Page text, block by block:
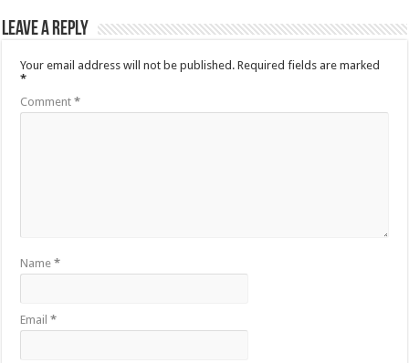
Leave a Reply
Your email address will not be published. Required fields are marked
*
Comment*
Name*
Email*